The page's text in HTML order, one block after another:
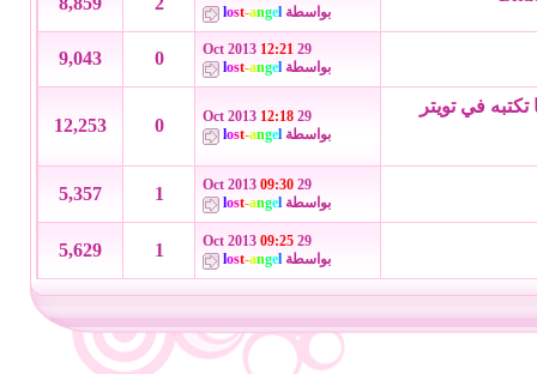
بواسطة
lost-angel
29 Oct 2013
12:21
بواسطة
lost-angel
0
9,043
في تويتر 29 Oct 2013
12:18
بواسطة
lost-angel
0
12,253
29 Oct 2013
09:30
بواسطة
lost-angel
1
5,357
29 Oct 2013
09:25
بواسطة
lost-angel
1
5,629